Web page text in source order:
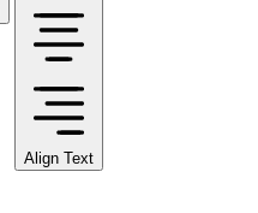
Align Text